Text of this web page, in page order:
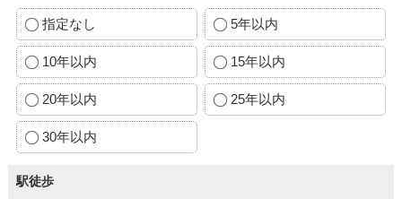
指定なし 5年以内
10年以内 15年以内
20年以内 25年以内
30年以内
駅徒歩